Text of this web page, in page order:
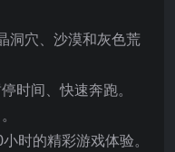
洞穴、沙漠和灰色荒
时间、快速奔跑。
时的精彩游戏体验。